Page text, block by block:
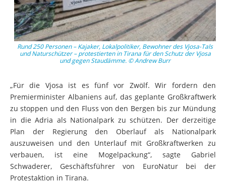
Rund 250 Personen – Kajaker, Lokalpolitiker, Bewohner des Vjosa-Tals
und Naturschützer – protestierten in Tirana für den Schutz der Vjosa
und gegen Staudämme. © Andrew Burr
„Für die Vjosa ist es fünf vor Zwölf. Wir fordern den
Premierminister Albaniens auf, das geplante Großkraftwerk
zu stoppen und den Fluss von den Bergen bis zur Mündung
in die Adria als Nationalpark zu schützen. Der derzeitige
Plan der Regierung den Oberlauf als Nationalpark
auszuweisen und den Unterlauf mit Großkraftwerken zu
verbauen, ist eine Mogelpackung“, sagte Gabriel
Schwaderer, Geschäftsführer von EuroNatur bei der
Protestaktion in Tirana.